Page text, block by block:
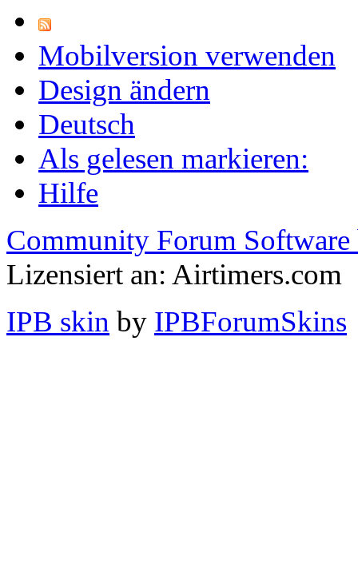
Mobilversion verwenden
Design ändern
Deutsch
Als gelesen markieren:
Hilfe
Community Forum Software
Lizensiert an: Airtimers.com
IPB skin by IPBForumSkins